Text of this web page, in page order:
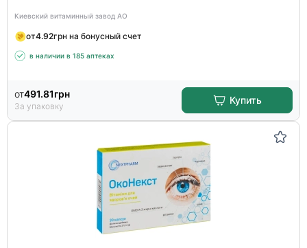
Киевский витаминный завод АО
от4.92грн на бонусный счет
в наличии в 185 аптеках
от491.81грн
За упаковку
Купить